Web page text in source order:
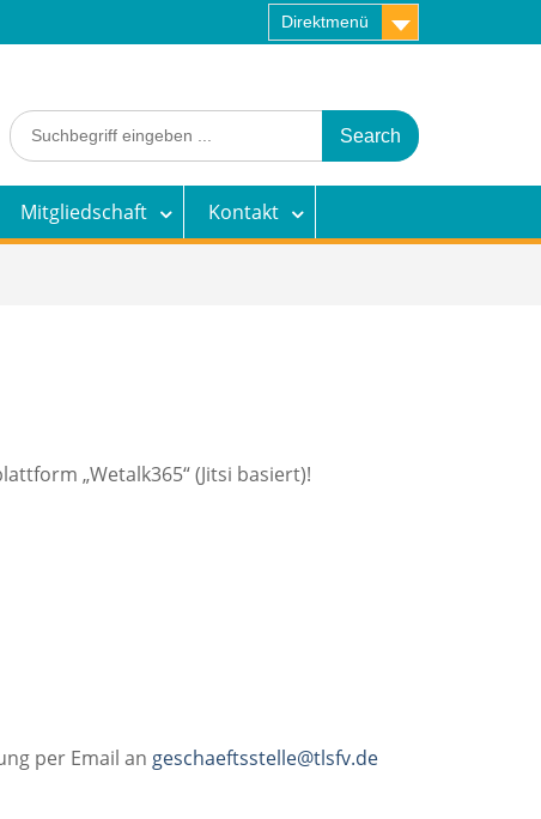
Direktmenü
Search
for:
Mitgliedschaft Kontakt
„Wetalk365“ (Jitsi basiert)!
per Email an geschaeftsstelle@tlsfv.de